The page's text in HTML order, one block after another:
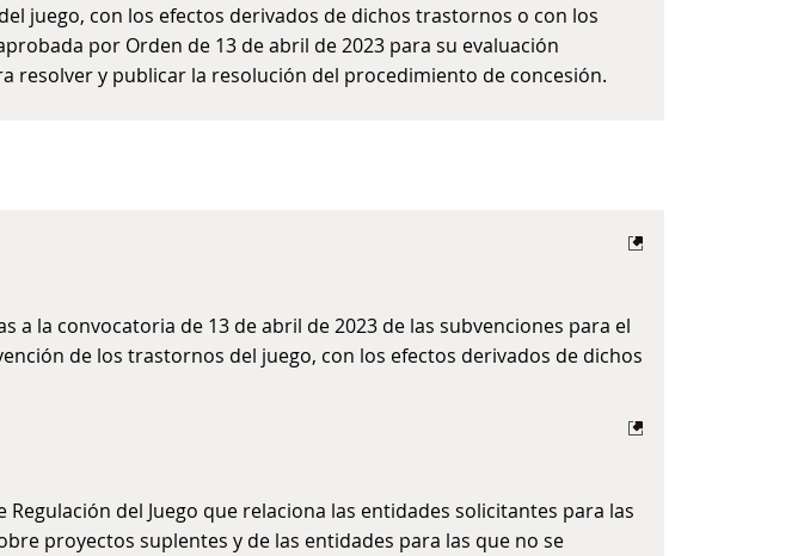
juego, con los efectos derivados de dichos trastornos o con los
por Orden de 13 de abril de 2023 para su evaluación
resolver y publicar la resolución del procedimiento de concesión.
la convocatoria de 13 de abril de 2023 de las subvenciones para el
de los trastornos del juego, con los efectos derivados de dichos
del Juego que relaciona las entidades solicitantes para las
proyectos suplentes y de las entidades para las que no se